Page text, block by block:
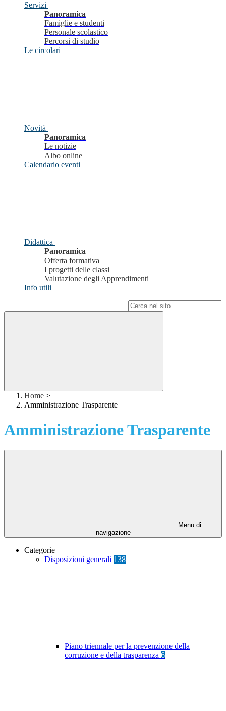
Servizi
Panoramica
Famiglie e studenti
Personale scolastico
Percorsi di studio
Le circolari
Novità
Panoramica
Le notizie
Albo online
Calendario eventi
Didattica
Panoramica
Offerta formativa
I progetti delle classi
Valutazione degli Apprendimenti
Info utili
Home >
Amministrazione Trasparente
Amministrazione Trasparente
Menu di
navigazione
Categorie
Disposizioni generali 138
Piano triennale per la prevenzione della
corruzione e della trasparenza 6